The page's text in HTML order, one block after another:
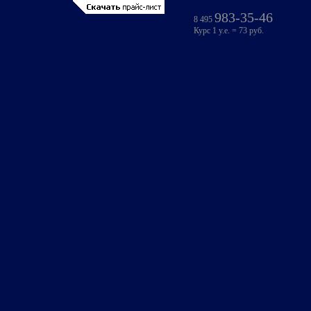
8 495 983-35-46
Курс 1 у.е. = 73 руб.